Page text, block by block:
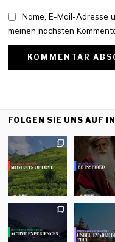
Name, E-Mail-Adresse
meinen nächsten
FOLGEN SIE UNS AUF